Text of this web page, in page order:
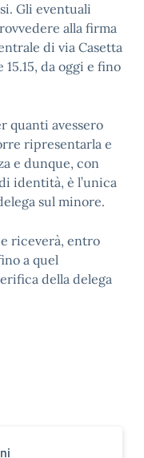
Gli eventuali
alla firma
di via Casetta
15.15, da oggi e fino
quanti avessero
ripresentarla e
e dunque, con
identità, è l’unica
sul minore.
riceverà, entro
a quel
della delega